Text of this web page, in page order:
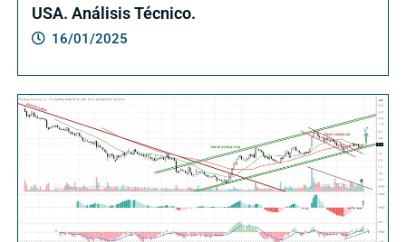
USA. Análisis Técnico.
16/01/2025